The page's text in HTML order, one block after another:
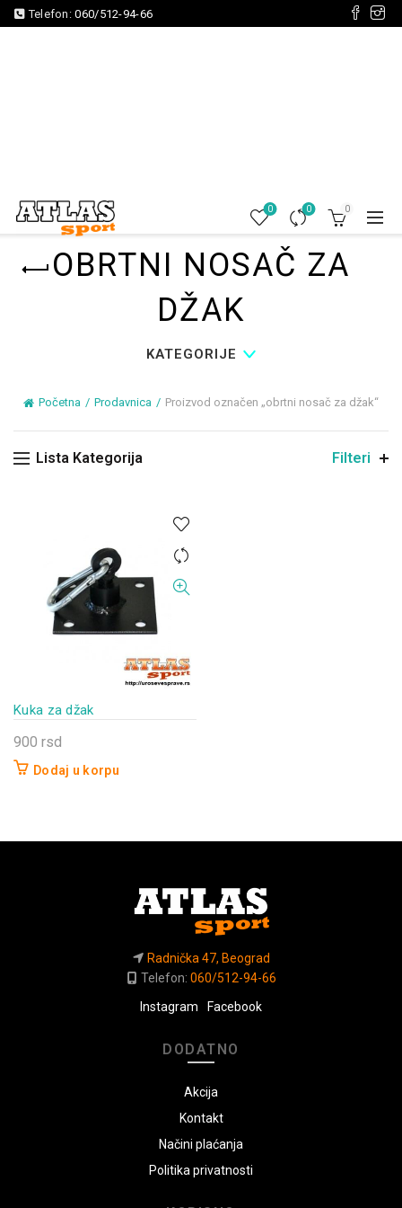
Telefon:060/512-94-66
0 0 0
OBRTNI NOSAČ ZA
DŽAK
KATEGORIJE
Početna Prodavnica Proizvod označen „obrtni nosač za džak“
Lista Kategorija Filteri
Kuka za džak
900 rsd
Dodaj u korpu
Radnička 47, Beograd
Telefon: 060/512-94-66
Instagram
Facebook
DODATNO
Akcija
Kontakt
Načini plaćanja
Politika privatnosti